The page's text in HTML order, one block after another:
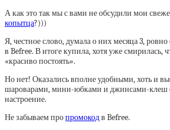
А как это так мы с вами не обсудили мои
копытца?)))
Я, честное слово, думала о них месяца 3,
в Befree. В итоге купила, хотя уже смирилась,
«красиво постоять».
Но нет! Оказались вполне удобными, хоть и
шароварами, мини-юбками и джинсами-клеш
настроение.
Не забываем пропромокодв Befree.